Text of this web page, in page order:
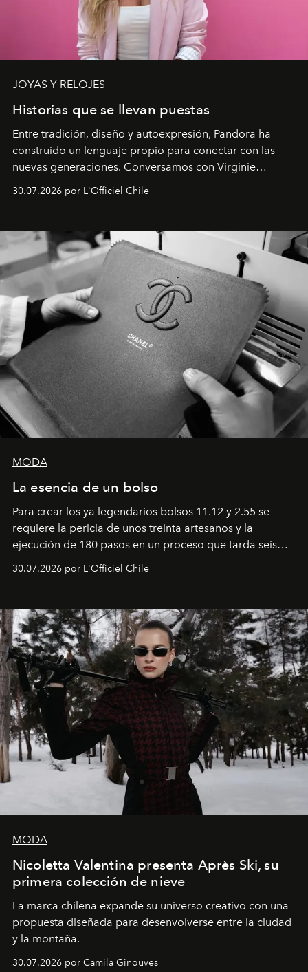
JOYAS Y RELOJES
Historias que se llevan puestas
Entre tradición, diseño y autoexpresión, Pandora ha
construido un lenguaje propio para conectar con las
nuevas generaciones. Conversamos con Virginie
Dubray, la responsable de marketing para
Latinoamérica, sobre identidad, cultura y el valor
30.07.2026 por L'Officiel Chile
MODA
La esencia de un bolso
Para crear los ya legendarios bolsos 11.12 y 2.55 se
requiere la pericia de unos treinta artesanos y la
ejecución de 180 pasos en un proceso que tarda seis
semanas. Los expertos ponen en práctica una técnica
que se enseña solamente en la escuela de formación de
30.07.2026 por L'Officiel Chile
MODA
Nicoletta Valentina presenta Après Ski, su
primera colección de nieve
La marca chilena expande su universo creativo con una
propuesta diseñada para desenvolverse entre la ciudad
y la montaña.
30.07.2026 por Camila Ginouves